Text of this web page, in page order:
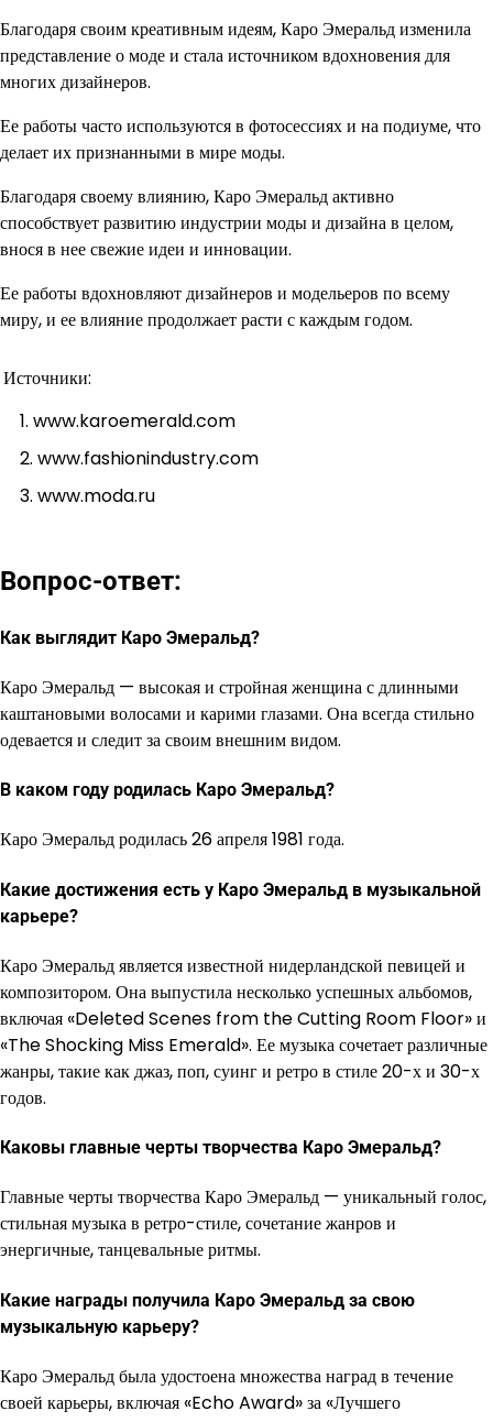
Благодаря своим креативным идеям, Каро Эмеральд изменила
представление о моде и стала источником вдохновения для
многих дизайнеров.
Ее работы часто используются в фотосессиях и на подиуме, что
делает их признанными в мире моды.
Благодаря своему влиянию, Каро Эмеральд активно
способствует развитию индустрии моды и дизайна в целом,
внося в нее свежие идеи и инновации.
Ее работы вдохновляют дизайнеров и модельеров по всему
миру, и ее влияние продолжает расти с каждым годом.
Источники:
www.karoemerald.com
www.fashionindustry.com
www.moda.ru
Вопрос-ответ:
Как выглядит Каро Эмеральд?
Каро Эмеральд — высокая и стройная женщина с длинными
каштановыми волосами и карими глазами. Она всегда стильно
одевается и следит за своим внешним видом.
В каком году родилась Каро Эмеральд?
Каро Эмеральд родилась 26 апреля 1981 года.
Какие достижения есть у Каро Эмеральд в музыкальной
карьере?
Каро Эмеральд является известной нидерландской певицей и
композитором. Она выпустила несколько успешных альбомов,
включая «Deleted Scenes from the Cutting Room Floor» и
«The Shocking Miss Emerald». Ее музыка сочетает различные
жанры, такие как джаз, поп, суинг и ретро в стиле 20-х и 30-х
годов.
Каковы главные черты творчества Каро Эмеральд?
Главные черты творчества Каро Эмеральд — уникальный голос,
стильная музыка в ретро-стиле, сочетание жанров и
энергичные, танцевальные ритмы.
Какие награды получила Каро Эмеральд за свою
музыкальную карьеру?
Каро Эмеральд была удостоена множества наград в течение
своей карьеры, включая «Echo Award» за «Лучшего